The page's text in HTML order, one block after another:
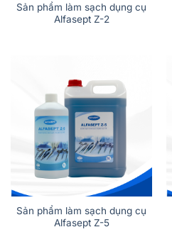
Sản phẩm làm sạch dụng cụ
Alfasept Z-2
Sản phẩm làm sạch dụng cụ
Alfasept Z-5